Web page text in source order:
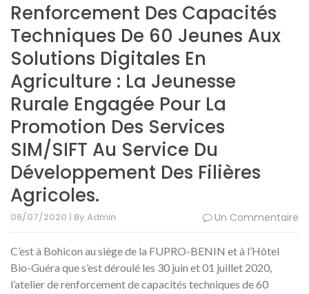
Renforcement Des Capacités
Techniques De 60 Jeunes Aux
Solutions Digitales En
Agriculture : La Jeunesse
Rurale Engagée Pour La
Promotion Des Services
SIM/SIFT Au Service Du
Développement Des Filières
Agricoles.
06/07/2020 | By Admin Un Commentaire
C’est à Bohicon au siège de la FUPRO-BENIN et à l’Hôtel
Bio-Guéra que s’est déroulé les 30 juin et 01 juillet 2020,
l’atelier de renforcement de capacités techniques de 60